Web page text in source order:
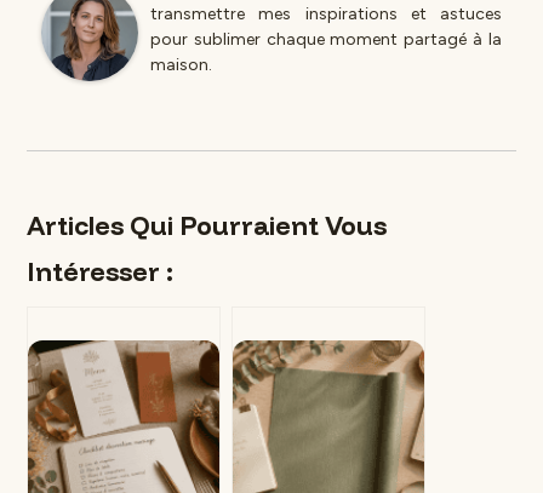
transmettre mes inspirations et astuces
pour sublimer chaque moment partagé à la
maison.
Articles Qui Pourraient Vous
Intéresser :